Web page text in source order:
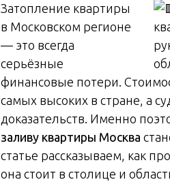
Затопление квартиры
в Московском регионе
— это всегда
серьёзные
финансовые потери.
самых высоких в стране, а
доказательств. Именно
заливу квартиры Москва
статье рассказываем, как
она стоит в столице и